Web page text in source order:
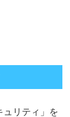
ュリティ」を